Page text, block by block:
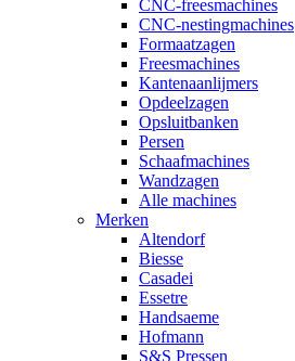
CNC-freesmachines
CNC-nestingmachines
Formaatzagen
Freesmachines
Kantenaanlijmers
Opdeelzagen
Opsluitbanken
Persen
Schaafmachines
Wandzagen
Alle machines
Merken
Altendorf
Biesse
Casadei
Essetre
Handsaeme
Hofmann
S&S Pressen